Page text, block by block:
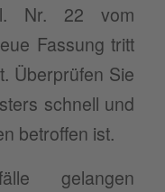
Nr. 22 vom
Fassung tritt
Überprüfen Sie
schnell und
betroffen ist.
gelangen